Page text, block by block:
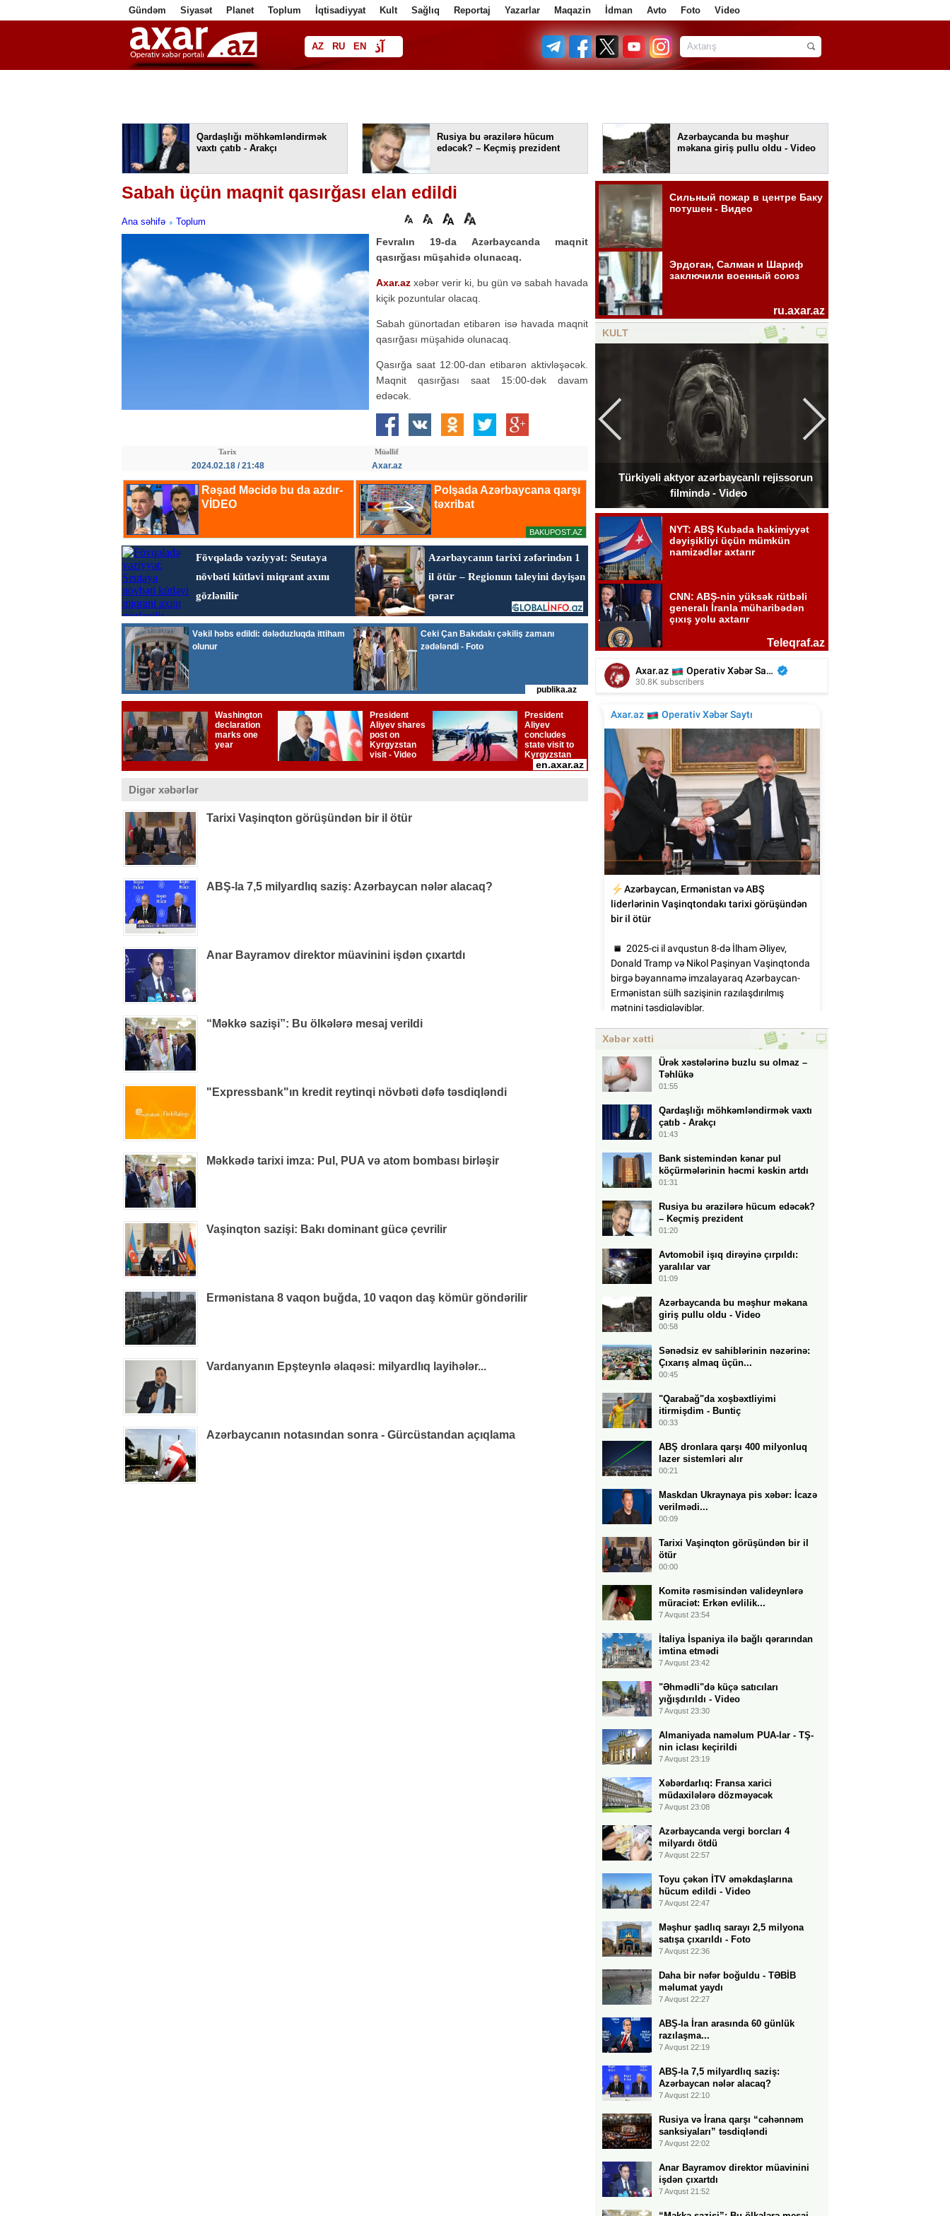
Gündəm Siyasət Planet Toplum İqtisadiyyat Kult Sağlıq Reportaj Yazarlar Maqazin İdman Avto Foto Video
AZ RU EN آذ
فا
Qardaşlığı möhkəmləndirmək
vaxtı çatıb - Arakçı
Rusiya bu ərazilərə hücum
edəcək? – Keçmiş prezident
Azərbaycanda bu məşhur
məkana giriş pullu oldu - Video
Sabah üçün maqnit qasırğası elan edildi
Ana səhifə Toplum
Fevralın 19-da Azərbaycanda maqnit
qasırğası müşahidə olunacaq.
Axar.az xəbər verir ki, bu gün və sabah havada
kiçik pozuntular olacaq.
Sabah günortadan etibarən isə havada maqnit
qasırğası müşahidə olunacaq.
Qasırğa saat 12:00-dan etibarən aktivləşəcək.
Maqnit qasırğası saat 15:00-dək davam
edəcək.
Tarix
2024.02.18 / 21:48
Müəllif
Axar.az
Digər xəbərlər
Tarixi Vaşinqton görüşündən bir il ötür
ABŞ-la 7,5 milyardlıq saziş: Azərbaycan nələr alacaq?
Anar Bayramov direktor müavinini işdən çıxartdı
“Məkkə sazişi”: Bu ölkələrə mesaj verildi
"Expressbank"ın kredit reytinqi növbəti dəfə təsdiqləndi
Məkkədə tarixi imza: Pul, PUA və atom bombası birləşir
Vaşinqton sazişi: Bakı dominant gücə çevrilir
Ermənistana 8 vaqon buğda, 10 vaqon daş kömür göndərilir
Vardanyanın Epşteynlə əlaqəsi: milyardlıq layihələr...
Azərbaycanın notasından sonra - Gürcüstandan açıqlama
KULT
Tanınmış aşığın nəvəsi faciəvi şəkildə öldü
Türkiyəli aktyor azərbaycanlı rejissorun
filmində - Video
Tanınmış aşığın nəvəsi faciəvi şəkildə öldü
Türkiyəli aktyor azərbaycanlı rejissorun
Xəbər xətti
Ürək xəstələrinə buzlu su olmaz –
Təhlükə
01:55
Qardaşlığı möhkəmləndirmək vaxtı
çatıb - Arakçı
01:43
Bank sistemindən kənar pul
köçürmələrinin həcmi kəskin artdı
01:31
Rusiya bu ərazilərə hücum edəcək?
– Keçmiş prezident
01:20
Avtomobil işıq dirəyinə çırpıldı:
yaralılar var
01:09
Azərbaycanda bu məşhur məkana
giriş pullu oldu - Video
00:58
Sənədsiz ev sahiblərinin nəzərinə:
Çıxarış almaq üçün...
00:45
"Qarabağ"da xoşbəxtliyimi
itirmişdim - Buntiç
00:33
ABŞ dronlara qarşı 400 milyonluq
lazer sistemləri alır
00:21
Maskdan Ukraynaya pis xəbər: İcazə
verilmədi...
00:09
Tarixi Vaşinqton görüşündən bir il
ötür
00:00
Komitə rəsmisindən valideynlərə
müraciət: Erkən evlilik...
7 Avqust 23:54
İtaliya İspaniya ilə bağlı qərarından
imtina etmədi
7 Avqust 23:42
"Əhmədli"də küçə satıcıları
yığışdırıldı - Video
7 Avqust 23:30
Almaniyada naməlum PUA-lar - TŞ-
nin iclası keçirildi
7 Avqust 23:19
Xəbərdarlıq: Fransa xarici
müdaxilələrə dözməyəcək
7 Avqust 23:08
Azərbaycanda vergi borcları 4
milyardı ötdü
7 Avqust 22:57
Toyu çəkən İTV əməkdaşlarına
hücum edildi - Video
7 Avqust 22:47
Məşhur şadlıq sarayı 2,5 milyona
satışa çıxarıldı - Foto
7 Avqust 22:36
Daha bir nəfər boğuldu - TƏBİB
məlumat yaydı
7 Avqust 22:27
ABŞ-la İran arasında 60 günlük
razılaşma...
7 Avqust 22:19
ABŞ-la 7,5 milyardlıq saziş:
Azərbaycan nələr alacaq?
7 Avqust 22:10
Rusiya və İrana qarşı “cəhənnəm
sanksiyaları” təsdiqləndi
7 Avqust 22:02
Anar Bayramov direktor müavinini
işdən çıxartdı
7 Avqust 21:52